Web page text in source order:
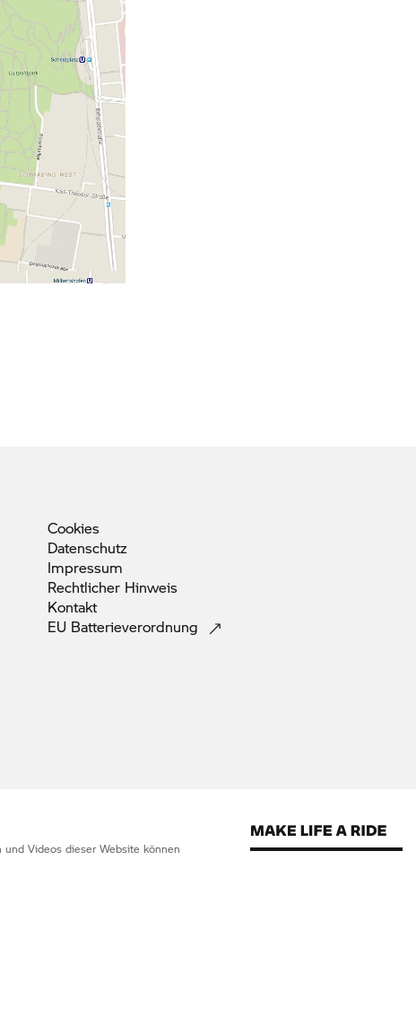
Cookies
Datenschutz
Impressum
Rechtlicher Hinweis
Kontakt
EU Batterieverordnung
Videos dieser Website können